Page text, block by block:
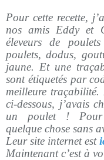
Pour cette recette,
nos amis Eddy et
éleveurs de
poulets, dodus,
jaune. Et une
sont étiquetés par
meilleure
ci-dessous, j’avais
un poulet !
quelque chose sans
Leur site internet est
Maintenant c’est à